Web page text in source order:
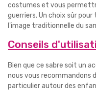
costumes et vous
guerriers. Un choix sûr
l'image traditionnelle du
Conseils
Bien que ce sabre soit un
nous vous recommandons
particulier autour des